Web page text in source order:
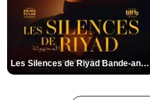
Les Silences de Riyad Bande-annonce VO STFR